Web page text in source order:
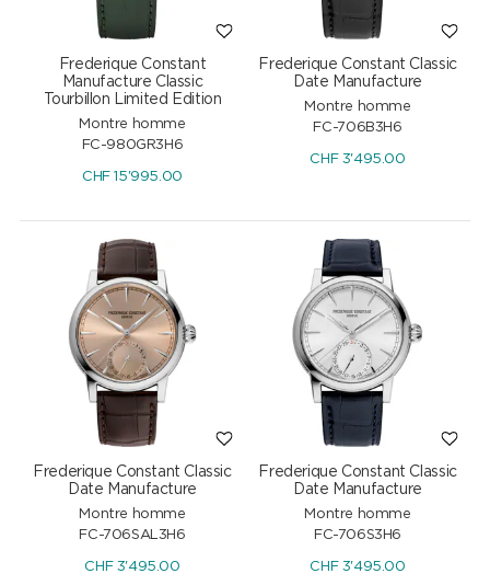
Frederique Constant
Manufacture Classic
Tourbillon Limited Edition
Montre homme
FC-980GR3H6
CHF15'995.00
Frederique Constant Classic
Date Manufacture
Montre homme
FC-706B3H6
CHF3'495.00
Frederique Constant Classic
Date Manufacture
Montre homme
FC-706SAL3H6
CHF3'495.00
Frederique Constant Classic
Date Manufacture
Montre homme
FC-706S3H6
CHF3'495.00